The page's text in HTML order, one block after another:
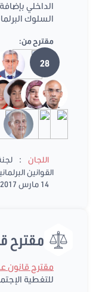
الداخلي
السلوك
مقترح من:
28
اللجان :
القوانين
14 مارس 2017
مقترح
مقترح قانون عدد
للتغطية